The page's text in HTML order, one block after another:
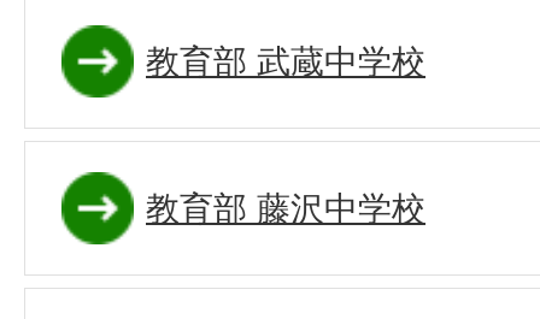
教育部 武蔵中学校
教育部 藤沢中学校